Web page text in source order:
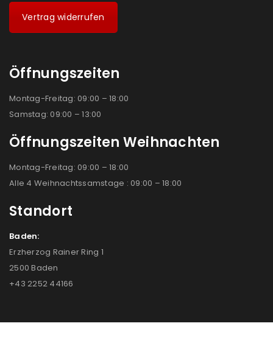
Vertrag widerrufen
Öffnungszeiten
Montag-Freitag: 09:00 – 18:00
Samstag: 09:00 – 13:00
Öffnungszeiten Weihnachten
Montag-Freitag: 09:00 – 18:00
Alle 4 Weihnachtssamstage : 09:00 – 18:00
Standort
Baden:
Erzherzog Rainer Ring 1
2500 Baden
+43 2252 44166